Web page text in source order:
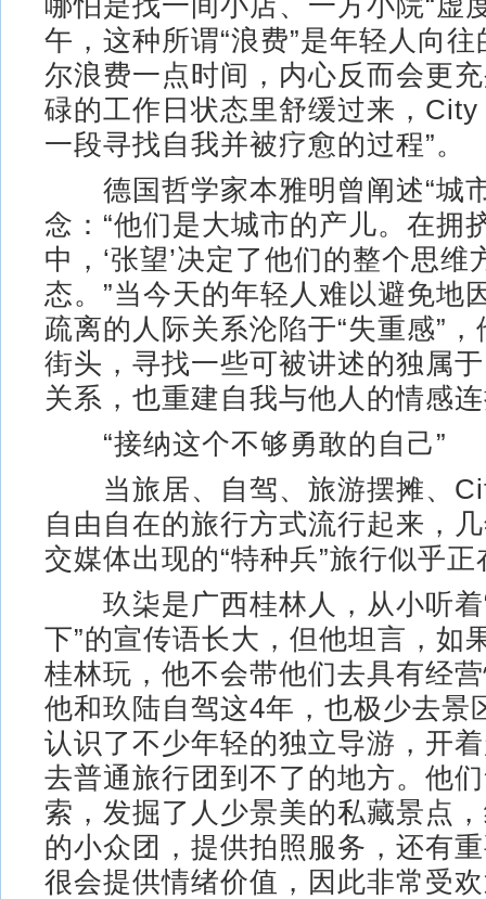
午，这种所谓“浪费”是年轻人向
尔浪费一点时间，内心反而会更
碌的工作日状态里舒缓过来，
一段寻找自我并被疗愈的过程”。
德国哲学家本雅明曾阐述“城
念：“他们是大城市的产儿。在拥
中，‘张望’决定了他们的整个思维
态。”当今天的年轻人难以避免地
疏离的人际关系沦陷于“失重感”
街头，寻找一些可被讲述的独属
关系，也重建自我与他人的情感
“接纳这个不够勇敢的自己”
当旅居、自驾、旅游摆摊、
自由自在的旅行方式流行起来，
交媒体出现的“特种兵”旅行似乎
玖柒是广西桂林人，从小听着
下”的宣传语长大，但他坦言，如
桂林玩，他不会带他们去具有经
他和玖陆自驾这4年，也极少去景
认识了不少年轻的独立导游，开
去普通旅行团到不了的地方。他
索，发掘了人少景美的私藏景点
的小众团，提供拍照服务，还有
很会提供情绪价值，因此非常受